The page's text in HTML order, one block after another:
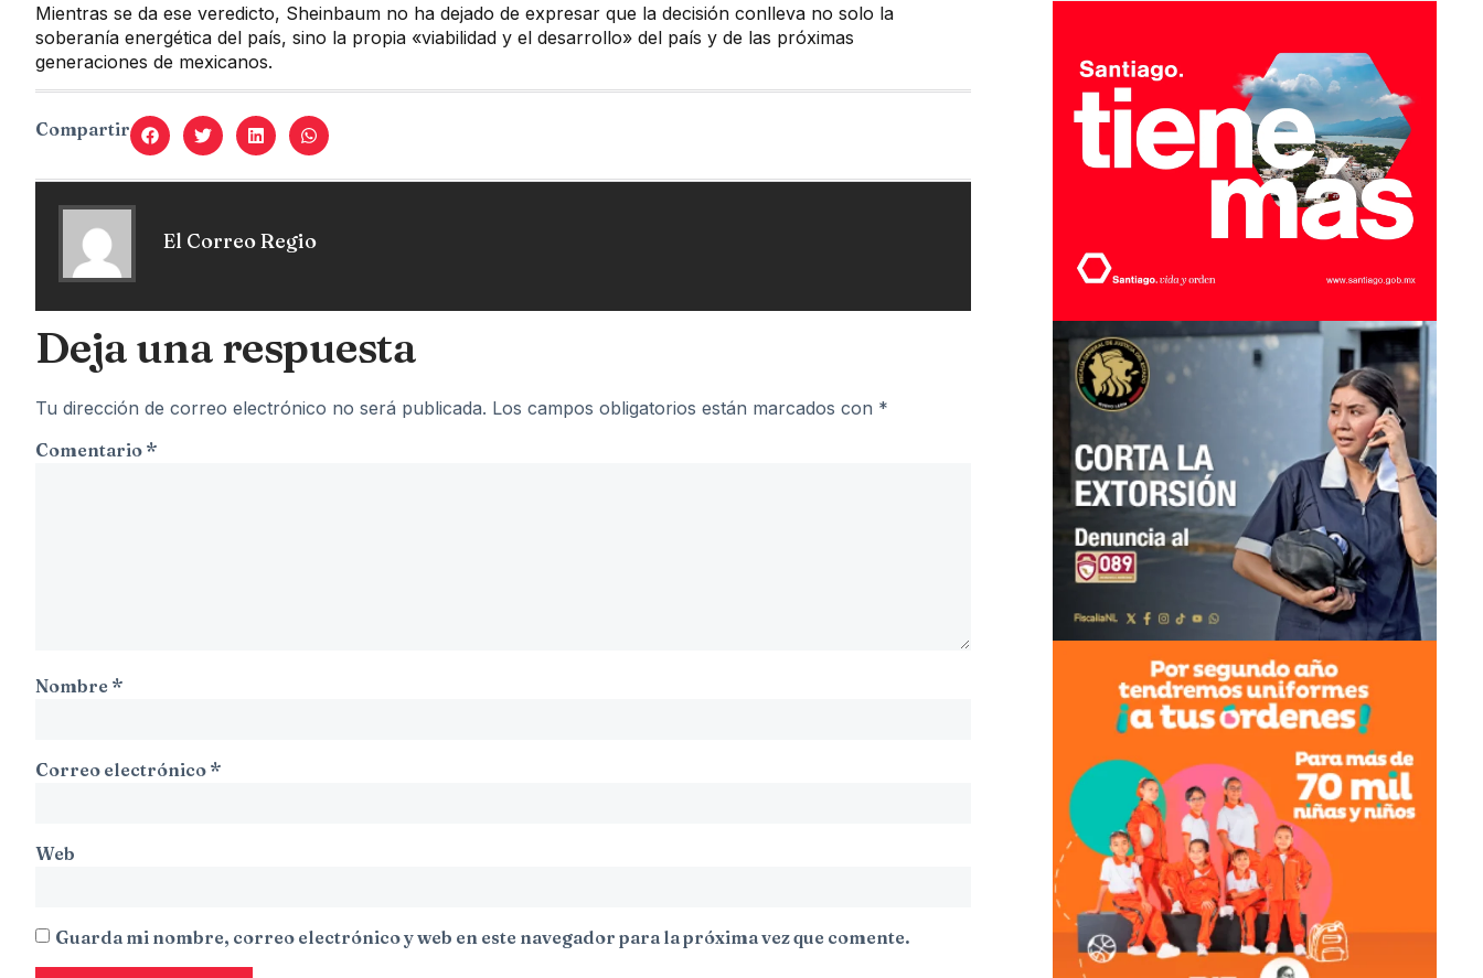
Mientras se da ese veredicto, Sheinbaum no ha dejado de expresar que la decisión conlleva no solo la
soberanía energética del país, sino la propia «viabilidad y el desarrollo» del país y de las próximas
generaciones de mexicanos.
Compartir
El Correo Regio
Deja una respuesta
Tu dirección de correo electrónico no será publicada. Los campos obligatorios están marcados con *
Comentario *
Nombre *
Correo electrónico *
Web
Guarda mi nombre, correo electrónico y web en este navegador para la próxima vez que comente.